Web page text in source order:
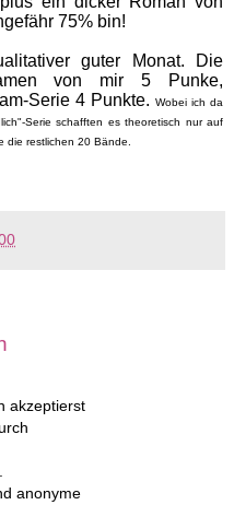
75% bin!
guter Monat. Die
von mir 5 Punke,
Serie 4 Punkte. Wobei ich da
Serie schafften es theoretisch nur auf
die restlichen 20 Bände.
akzeptierst
anonyme